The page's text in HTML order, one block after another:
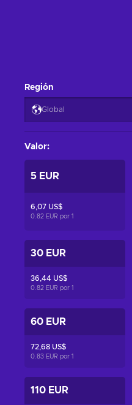
Región
Global
Valor:
5 EUR
6,07 US$
0.82 EUR por 1
30 EUR
36,44 US$
0.82 EUR por 1
60 EUR
72,68 US$
0.83 EUR por 1
110 EUR